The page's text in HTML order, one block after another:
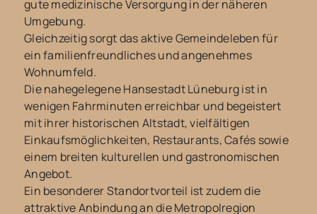
gute medizinische Versorgung in der näheren
Umgebung.
Gleichzeitig sorgt das aktive Gemeindeleben für
ein familienfreundliches und angenehmes
Wohnumfeld.
Die nahegelegene Hansestadt Lüneburg ist in
wenigen Fahrminuten erreichbar und begeistert
mit ihrer historischen Altstadt, vielfältigen
Einkaufsmöglichkeiten, Restaurants, Cafés sowie
einem breiten kulturellen und gastronomischen
Angebot.
Ein besonderer Standortvorteil ist zudem die
attraktive Anbindung an die Metropolregion